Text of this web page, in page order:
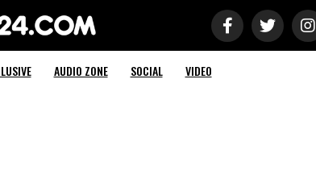
AUDIO ZONE SOCIAL VIDEO